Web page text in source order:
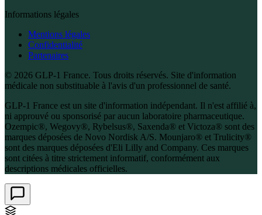
Informations légales
Mentions légales
Confidentialité
Partenaires
© 2026 GLP-1 France. Tous droits réservés. Site d'information
médicale non substituable à l'avis d'un professionnel de santé.
GLP-1 France est un site d'information indépendant. Il n'est affilié à,
ni approuvé ou sponsorisé par aucun laboratoire pharmaceutique.
Ozempic®, Wegovy®, Rybelsus®, Saxenda® et Victoza® sont des
marques déposées de Novo Nordisk A/S. Mounjaro® et Trulicity®
sont des marques déposées d'Eli Lilly and Company. Ces marques
sont citées à titre strictement informatif, conformément aux
descriptions médicales officielles.